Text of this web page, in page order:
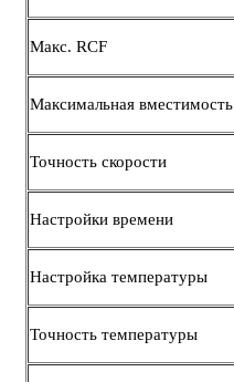
Макс. RCF
Максимальная вместимость
Точность скорости
Настройки времени
Настройка температуры
Точность температуры